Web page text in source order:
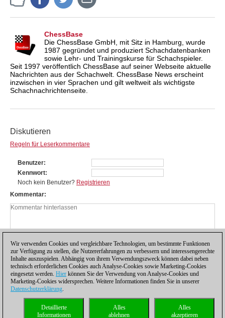
ChessBase
Die ChessBase GmbH, mit Sitz in Hamburg, wurde
1987 gegründet und produziert Schachdatenbanken
sowie Lehr- und Trainingskurse für Schachspieler.
Seit 1997 veröffentlich ChessBase auf seiner Webseite aktuelle
Nachrichten aus der Schachwelt. ChessBase News erscheint
inzwischen in vier Sprachen und gilt weltweit als wichtigste
Schachnachrichtenseite.
Diskutieren
Regeln für Leserkommentare
Benutzer
Kennwort
Noch kein Benutzer? Registrieren
Kommentar
Datenschutzhinweis| Kontakt| |Lizenzen
Compliance Hotline|
Wir verwenden Cookies und vergleichbare Technologien, um bestimmte Funktionen
zur Verfügung zu stellen, die Nutzererfahrungen zu verbessern und interessengerechte
Inhalte auszuspielen. Abhängig von ihrem Verwendungszweck können dabei neben
technisch erforderlichen Cookies auch Analyse-Cookies sowie Marketing-Cookies
eingesetzt werden. Hier können Sie der Verwendung von Analyse-Cookies und
Marketing-Cookies widersprechen. Weitere Informationen finden Sie in unserer
Datenschutzerklärung.
Alles
akzeptieren
Alles
ablehnen
Detaillierte
Informationen